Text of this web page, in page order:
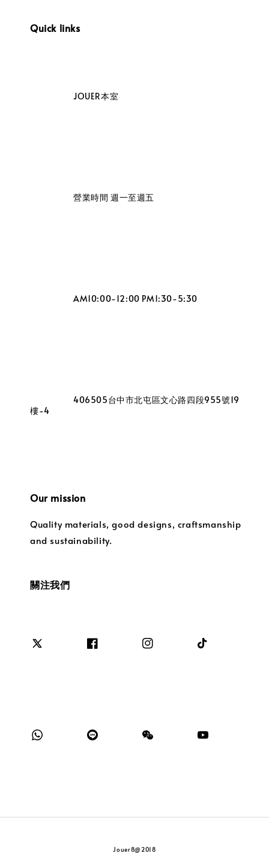
Quick links
樓-4
Our mission
Quality materials, good designs, craftsmanship
and sustainability.
關注我們
Jouer8@2018